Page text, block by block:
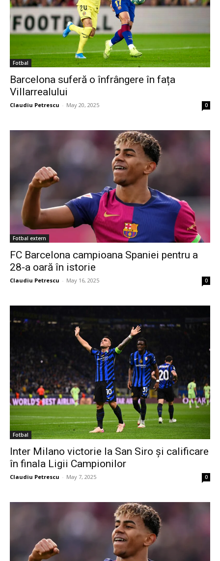
Fotbal
Barcelona suferă o înfrângere în fața
Villarrealului
Claudiu Petrescu - May 20, 2025 0
Fotbal extern
FC Barcelona campioana Spaniei pentru a
28-a oară în istorie
Claudiu Petrescu - May 16, 2025 0
Fotbal
Inter Milano victorie la San Siro și calificare
în finala Ligii Campionilor
Claudiu Petrescu - May 7, 2025 0